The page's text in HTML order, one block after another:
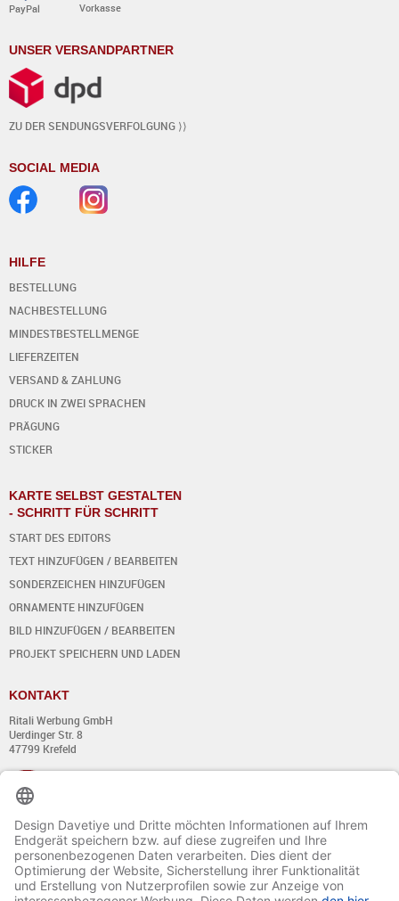
PayPal Vorkasse
UNSER VERSANDPARTNER
ZU DER SENDUNGSVERFOLGUNG ⟩⟩
SOCIAL MEDIA
HILFE
BESTELLUNG
NACHBESTELLUNG
MINDESTBESTELLMENGE
LIEFERZEITEN
VERSAND & ZAHLUNG
DRUCK IN ZWEI SPRACHEN
PRÄGUNG
STICKER
KARTE SELBST GESTALTEN
- SCHRITT FÜR SCHRITT
START DES EDITORS
TEXT HINZUFÜGEN / BEARBEITEN
SONDERZEICHEN HINZUFÜGEN
ORNAMENTE HINZUFÜGEN
BILD HINZUFÜGEN / BEARBEITEN
PROJEKT SPEICHERN UND LADEN
KONTAKT
Ritali Werbung GmbH
Uerdinger Str. 8
47799 Krefeld
+49 (0) 21 51 - 7 633 633
Montag bis Donnerstag:
von 8:00 - 13:00
und von 14:00 - 17:00 Uhr
Freitag: